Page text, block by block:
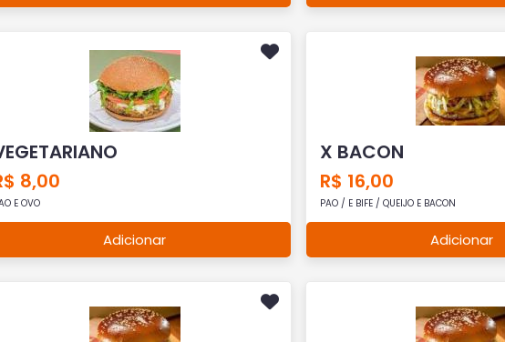
8,00
E OVO
Adicionar
X BACON
R$ 16,00
PAO / E BIFE / QUEIJO E BACON
Adicionar